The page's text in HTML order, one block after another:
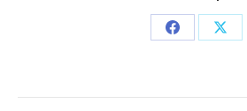
Share
Share